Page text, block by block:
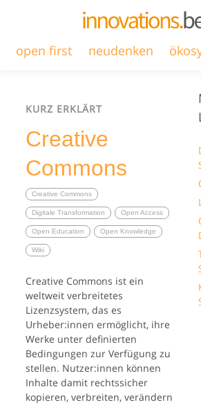
open first neudenken
KURZ ERKLÄRT
Creative
Commons
Creative Commons
Digitale Transformation Open Access
Open Education Open Knowledge
Wiki
Creative Commons ist ein
weltweit verbreitetes
Lizenzsystem, das es
Urheber:innen ermöglicht, ihre
Werke unter definierten
Bedingungen zur Verfügung zu
stellen. Nutzer:innen können
Inhalte damit rechtssicher
kopieren, verbreiten, verändern